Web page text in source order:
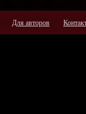
Для авторов